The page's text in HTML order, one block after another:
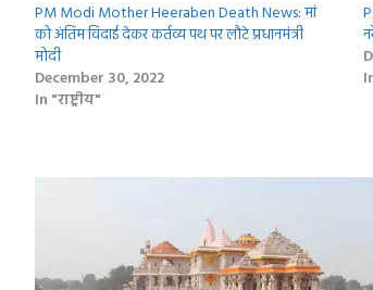
PM Modi Mother Heeraben Death News: मां
को अंतिम विदाई देकर कर्तव्य पथ पर लौटे प्रधानमंत्री
मोदी
December 30, 2022
In "राष्ट्रीय"